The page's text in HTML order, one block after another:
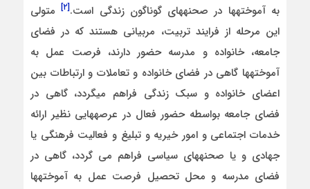
به آموخته­ها در صحنه­های گوناگون زندگی است.[۲] متولی
این مرحله از فرایند تربیت، مربیانی هستند که در فضای
جامعه، خانواده و مدرسه حضور دارند، فرصت عمل به
آموخته­ها گاهی در فضای خانواده و تعاملات و ارتباطات بین
اعضای خانواده و سبک زندگی فراهم می­گردد، گاهی در
فضای جامعه بواسطه حضور فعال در عرصه­هایی نظیر ارائه
خدمات اجتماعی و امور خیریه و تبلیغ و فعالیت فرهنگی یا
جهادی و یا صحنه­های سیاسی فراهم می گردد، گاهی در
فضای مدرسه و محل تحصیل فرصت عمل به آموخته­ها